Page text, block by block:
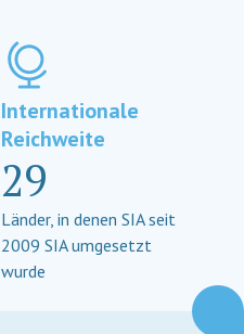
Internationale
Reichweite
29
Länder, in denen SIA seit
2009 SIA umgesetzt
wurde